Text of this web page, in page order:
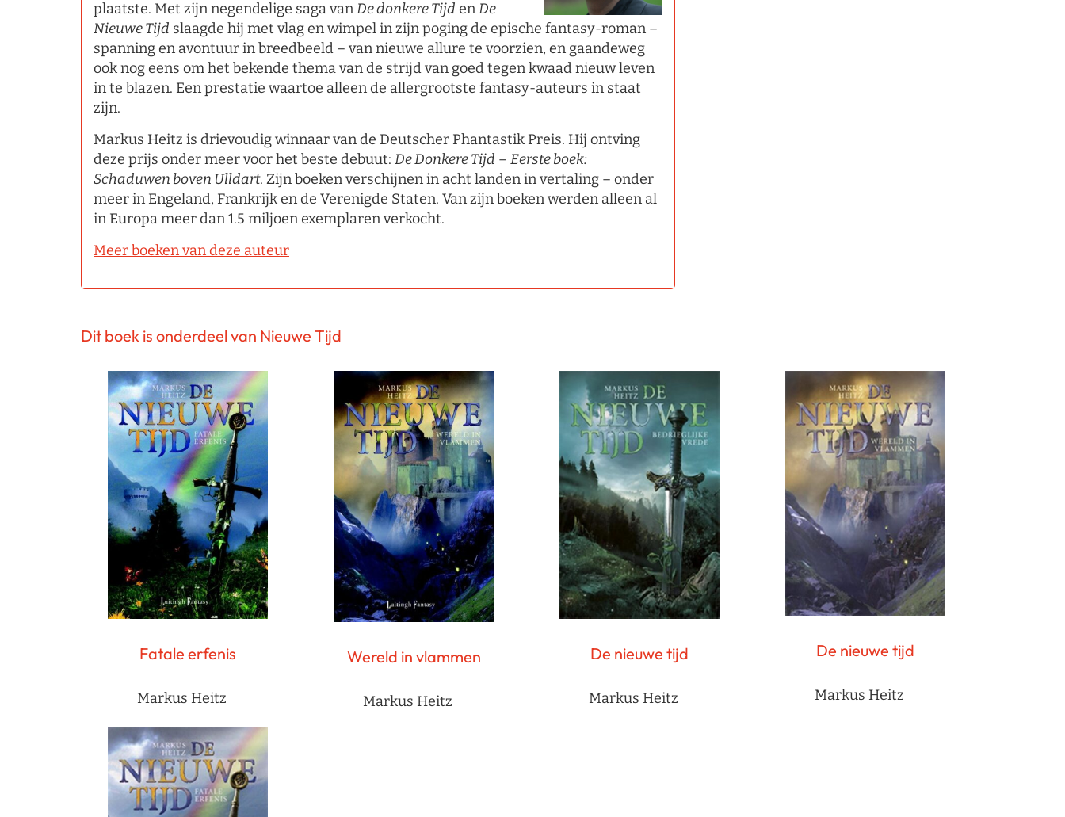
plaatste. Met zijn negendelige saga vanDe donkere Tijd enDe
Nieuwe Tijd slaagde hij met vlag en wimpel in zijn poging de epische fantasy-roman –
spanning en avontuur in breedbeeld – van nieuwe allure te voorzien, en gaandeweg
ook nog eens om het bekende thema van de strijd van goed tegen kwaad nieuw leven
in te blazen. Een prestatie waartoe alleen de allergrootste fantasy-auteurs in staat
zijn.
Markus Heitz is drievoudig winnaar van de Deutscher Phantastik Preis. Hij ontving
deze prijs onder meer voor het beste debuut: De Donkere Tijd – Eerste boek:
Schaduwen boven Ulldart. Zijn boeken verschijnen in acht landen in vertaling – onder
meer in Engeland, Frankrijk en de Verenigde Staten. Van zijn boeken werden alleen al
in Europa meer dan 1.5 miljoen exemplaren verkocht.
Meer boeken van deze auteur
Dit boek is onderdeel van Nieuwe Tijd
Fatale erfenis
Markus Heitz
Wereld in vlammen
Markus Heitz
De nieuwe tijd
Markus Heitz
De nieuwe tijd
Markus Heitz